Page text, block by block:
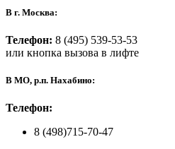
В г. Москва:
Телефон: 8 (495) 539-53-53
или кнопка вызова в лифте
В МО, р.п. Нахабино:
Телефон:
8 (498)715-70-47